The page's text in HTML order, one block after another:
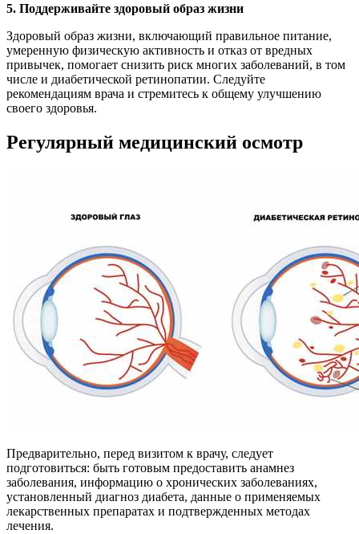
5. Поддерживайте здоровый образ жизни
Здоровый образ жизни, включающий правильное питание,
умеренную физическую активность и отказ от вредных
привычек, помогает снизить риск многих заболеваний, в том
числе и диабетической ретинопатии. Следуйте
рекомендациям врача и стремитесь к общему улучшению
своего здоровья.
Регулярный медицинский осмотр
Предварительно, перед визитом к врачу, следует
подготовиться: быть готовым предоставить анамнез
заболевания, информацию о хронических заболеваниях,
установленный диагноз диабета, данные о применяемых
лекарственных препаратах и подтвержденных методах
лечения.